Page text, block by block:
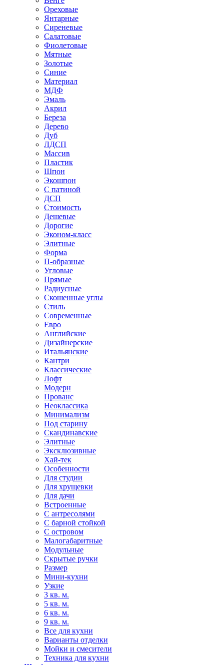
Ореховые
Янтарные
Сиреневые
Салатовые
Фиолетовые
Мятные
Золотые
Синие
Материал
МДФ
Эмаль
Акрил
Береза
Дерево
Дуб
ЛДСП
Массив
Пластик
Шпон
Экошпон
С патиной
ДСП
Стоимость
Дешевые
Дорогие
Эконом-класс
Элитные
Форма
П-образные
Угловые
Прямые
Радиусные
Скошенные углы
Стиль
Современные
Евро
Английские
Дизайнерские
Итальянские
Кантри
Классические
Лофт
Модерн
Прованс
Неоклассика
Минимализм
Под старину
Скандинавские
Элитные
Эксклюзивные
Хай-тек
Особенности
Для студии
Для хрущевки
Для дачи
Встроенные
С антресолями
С барной стойкой
С островом
Малогабаритные
Модульные
Скрытые ручки
Размер
Мини-кухни
Узкие
3 кв. м.
5 кв. м.
6 кв. м.
9 кв. м.
Все для кухни
Варианты отделки
Мойки и смесители
Техника для кухни